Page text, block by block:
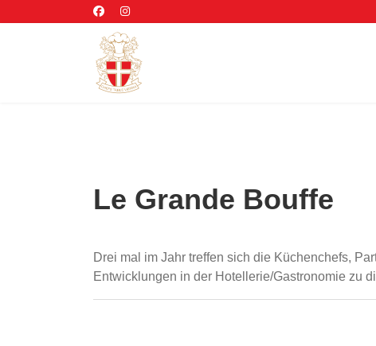
Le Grande Bouffe
Drei mal im Jahr treffen sich die Küchenchefs,
Entwicklungen in der Hotellerie/Gastronomie zu